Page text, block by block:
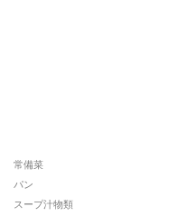
常備菜
パン
スープ汁物類